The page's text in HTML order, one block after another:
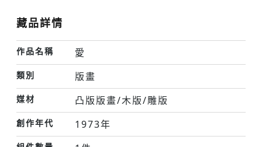
藏品詳情
作品名稱 愛
類別 版畫
媒材 凸版版畫/木版/雕版
創作年代 1973年